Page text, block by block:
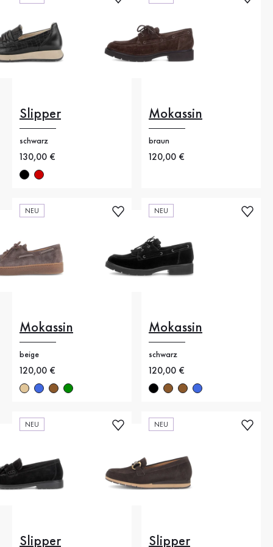
Slipper
schwarz
Neuer Preis
130,00 €
Mokassin
braun
Neuer Preis
120,00 €
NEU
Mokassin
beige
Neuer Preis
120,00 €
NEU
Mokassin
schwarz
Neuer Preis
120,00 €
NEU
Slipper
NEU
Slipper